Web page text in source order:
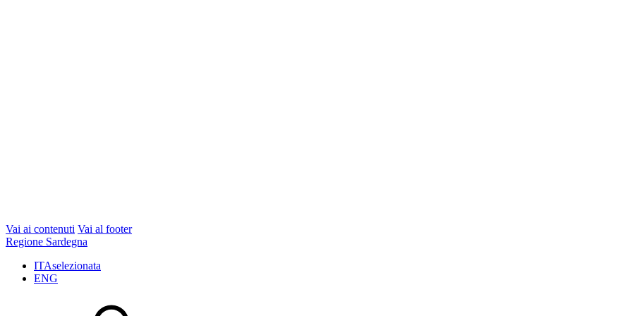
Vai ai contenuti Vai al footer
Regione Sardegna
ITAselezionata
ENG